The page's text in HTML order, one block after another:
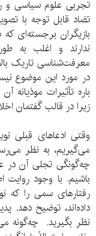
تجربی علوم سیاسی و
تضاد قابل توجه با
بازیگران برجسته‌ای
ندارند و اغلب به
معرفت‌شناسی تاریک
در مورد این موضوع
باره تأثیرات موذیانه
زیرا در قالب گفتمان
وقتی ادعاهای قبلی
می‌گیریم، به نظر
چه‌گونگی تجلی آن در
باشیم. با وجود روایت
رفتارهای سمی را که
داده‌اند، توضیح دهد.
نظر بگیرید. چه‌گونه